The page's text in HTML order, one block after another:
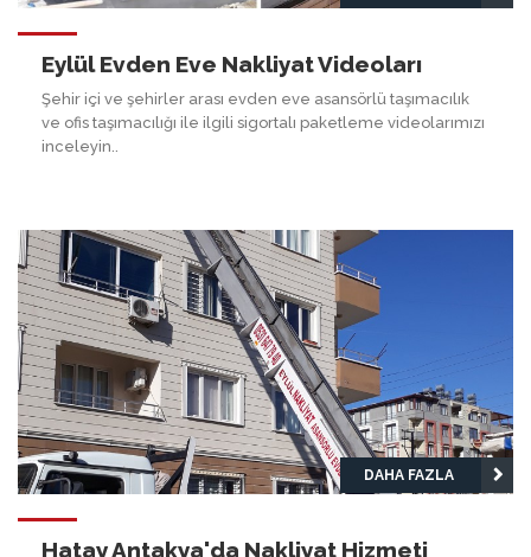
Eylül Evden Eve Nakliyat Videoları
Şehir içi ve şehirler arası evden eve asansörlü taşımacılık
ve ofis taşımacılığı ile ilgili sigortalı paketleme videolarımızı
inceleyin..
DAHA FAZLA
Hatay Antakya'da Nakliyat Hizmeti